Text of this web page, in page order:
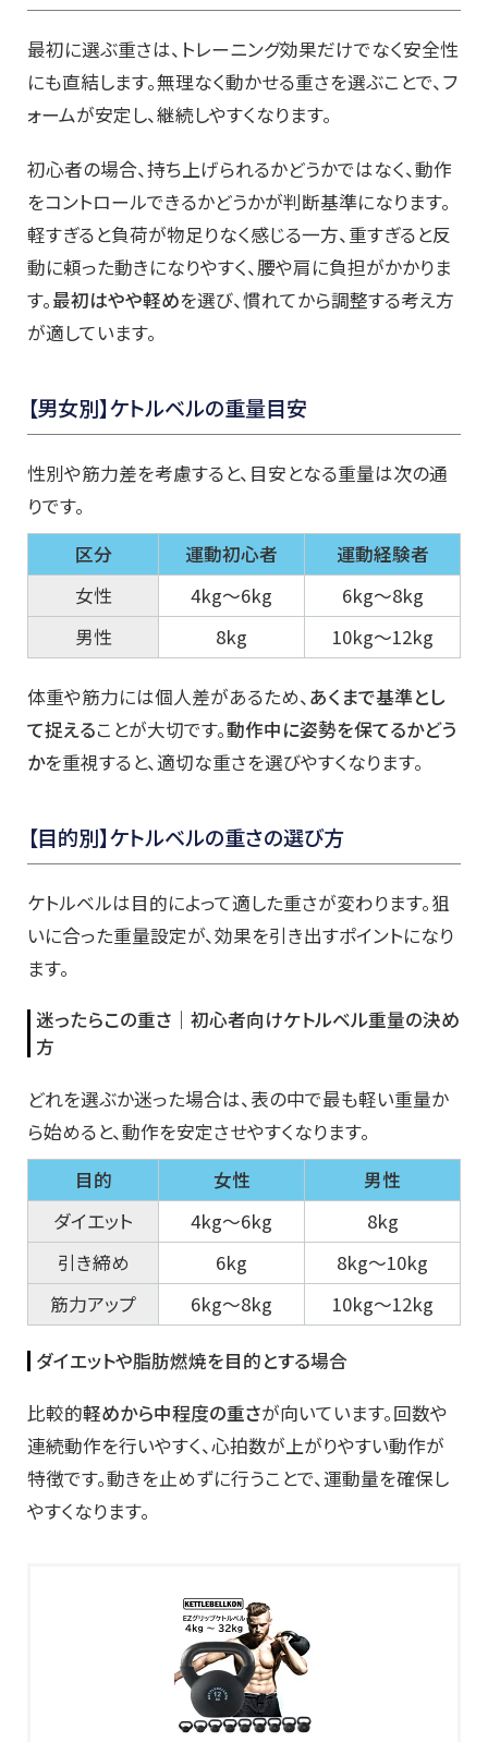
最初に選ぶ重さは、トレーニング効果だけでなく安全性
にも直結します。無理なく動かせる重さを選ぶことで、フ
ォームが安定し、継続しやすくなります。
初心者の場合、持ち上げられるかどうかではなく、動作
をコントロールできるかどうかが判断基準になります。
軽すぎると負荷が物足りなく感じる一方、重すぎると反
動に頼った動きになりやすく、腰や肩に負担がかかりま
す。最初はやや軽めを選び、慣れてから調整する考え方
が適しています。
【男女別】ケトルベルの重量目安
性別や筋力差を考慮すると、目安となる重量は次の通
りです。
区分
運動初心者
運動経験者
女性
4kg〜6kg
6kg〜8kg
男性
8kg 10kg〜12kg
体重や筋力には個人差があるため、あくまで基準とし
て捉えることが大切です。動作中に姿勢を保てるかどう
かを重視すると、適切な重さを選びやすくなります。
【目的別】ケトルベルの重さの選び方
ケトルベルは目的によって適した重さが変わります。狙
いに合った重量設定が、効果を引き出すポイントになり
ます。
迷ったらこの重さ｜初心者向けケトルベル重量の決め
方
どれを選ぶか迷った場合は、表の中で最も軽い重量か
ら始めると、動作を安定させやすくなります。
目的
女性
男性
ダイエット
4kg〜6kg
8kg
引き締め
6kg
8kg〜10kg
筋力アップ
6kg〜8kg 10kg〜12kg
ダイエットや脂肪燃焼を目的とする場合
比較的軽めから中程度の重さが向いています。回数や
連続動作を行いやすく、心拍数が上がりやすい動作が
特徴です。動きを止めずに行うことで、運動量を確保し
やすくなります。